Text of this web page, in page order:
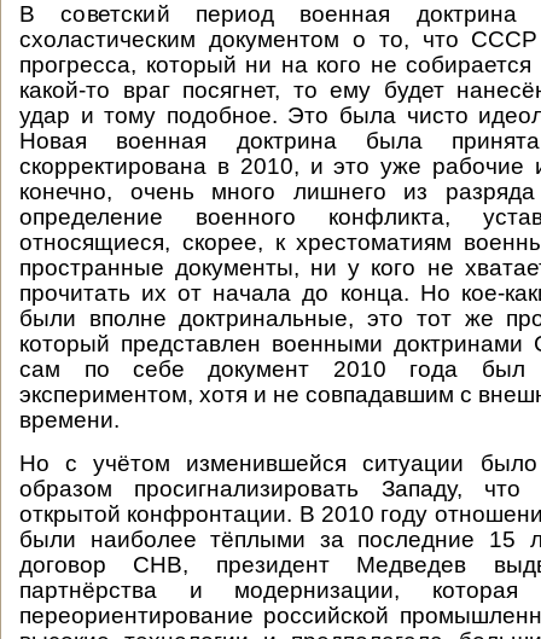
В советский период военная доктрина
схоластическим документом о то, что
прогресса, который ни на кого не
какой-то враг посягнет, то ему будет
удар и тому подобное. Это была чисто
Новая военная доктрина была
скорректирована в 2010, и это уже рабочие
конечно, очень много лишнего из
определение военного конфликта,
относящиеся, скорее, к хрестоматиям
пространные документы, ни у кого не
прочитать их от начала до конца. Но кое-
были вполне доктринальные, это тот же
который представлен военными
сам по себе документ 2010 года был
экспериментом, хотя и не совпадавшим с
времени.
Но с учётом изменившейся ситуации
образом просигнализировать Западу,
открытой конфронтации. В 2010 году
были наиболее тёплыми за последние 15
договор СНВ, президент Медведев
партнёрства и модернизации, которая
переориентирование российской